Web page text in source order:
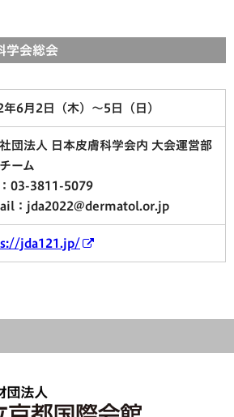
学会総会
6月2日（木）～5日（日）
団法人 日本皮膚科学会内 大会運営部
ーム
03-3811-5079
：jda2022@dermatol.or.jp
jda121.jp/